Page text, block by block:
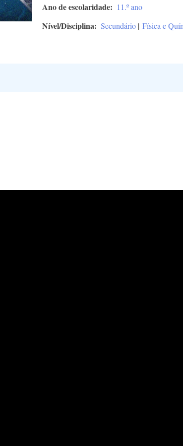
Ano de escolaridade 11.º ano
Nível/Disciplina Secundário | Física e